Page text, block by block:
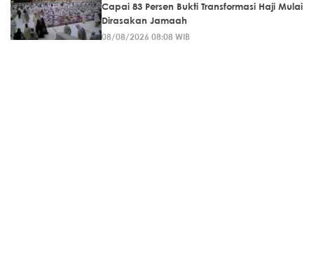
Capai 83 Persen Bukti Transformasi Haji Mulai
Dirasakan Jamaah
08/08/2026 08:08 WIB